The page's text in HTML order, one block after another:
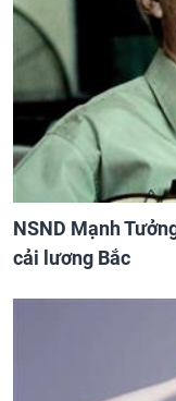
NSND Mạnh
cải lương Bắc